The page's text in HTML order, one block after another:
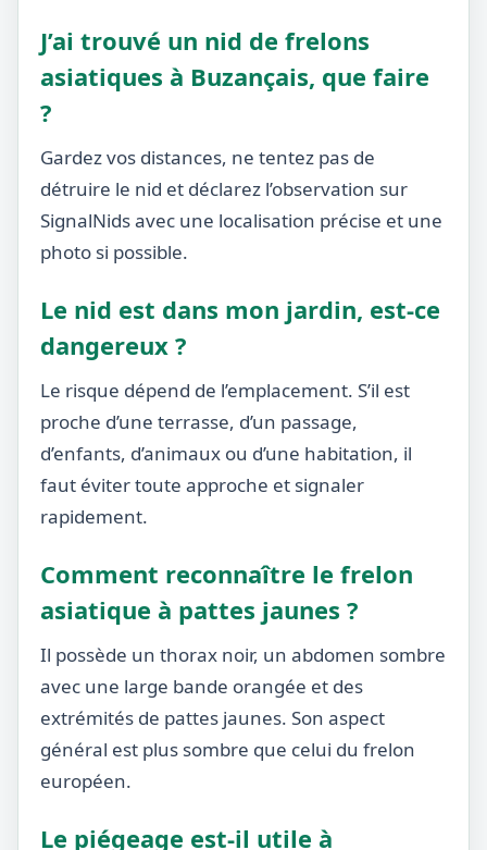
J’ai trouvé un nid de frelons
asiatiques à Buzançais, que faire
?
Gardez vos distances, ne tentez pas de
détruire le nid et déclarez l’observation sur
SignalNids avec une localisation précise et une
photo si possible.
Le nid est dans mon jardin, est-ce
dangereux ?
Le risque dépend de l’emplacement. S’il est
proche d’une terrasse, d’un passage,
d’enfants, d’animaux ou d’une habitation, il
faut éviter toute approche et signaler
rapidement.
Comment reconnaître le frelon
asiatique à pattes jaunes ?
Il possède un thorax noir, un abdomen sombre
avec une large bande orangée et des
extrémités de pattes jaunes. Son aspect
général est plus sombre que celui du frelon
européen.
Le piégeage est-il utile à